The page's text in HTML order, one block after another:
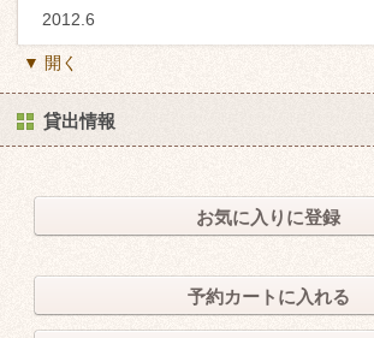
2012.6
▼ 開く
貸出情報
お気に入りに登録
予約カートに入れる